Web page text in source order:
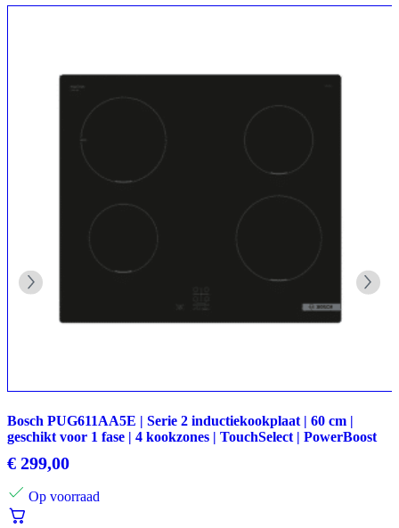
Bosch PUG611AA5E | Serie 2 inductiekookplaat | 60 cm |
geschikt voor 1 fase | 4 kookzones | TouchSelect | PowerBoost
€ 299,00
Op voorraad